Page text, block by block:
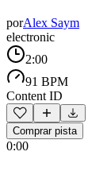
porAlex Saym
electronic
2:00
91 BPM
Content ID
Comprar pista
0:00